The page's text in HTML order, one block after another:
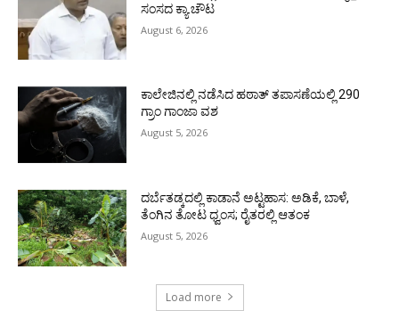
ಸಂಸದ ಕ್ಯಾ.ಚೌಟ
August 6, 2026
ಕಾಲೇಜಿನಲ್ಲಿ ನಡೆಸಿದ ಹಠಾತ್ ತಪಾಸಣೆಯಲ್ಲಿ 290
ಗ್ರಾಂ ಗಾಂಜಾ ವಶ
August 5, 2026
ದರ್ಬೆತಡ್ಕದಲ್ಲಿ ಕಾಡಾನೆ ಅಟ್ಟಹಾಸ: ಅಡಿಕೆ, ಬಾಳೆ,
ತೆಂಗಿನ ತೋಟ ಧ್ವಂಸ; ರೈತರಲ್ಲಿ ಆತಂಕ
August 5, 2026
Load more